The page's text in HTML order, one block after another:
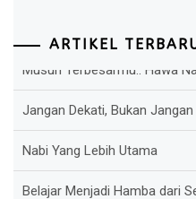
ARTIKEL
Jangan Dekati, Bukan
Nabi Yang Lebih Utama
Belajar Menjadi Hamba dari